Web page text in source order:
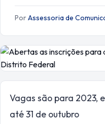
PorAssessoria de
Vagas são para 2023,
até 31 de outubro